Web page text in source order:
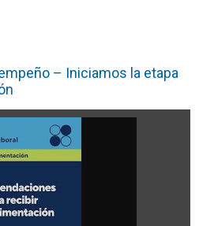
– Iniciamos la etapa